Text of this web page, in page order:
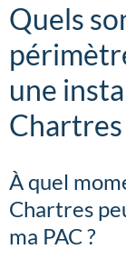
Quels
une
Chartres
À quel
Chartres
ma PAC ?